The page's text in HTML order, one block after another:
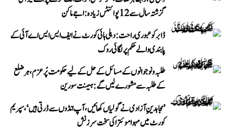
گزشتہ سال سے 12 پوائنٹس زیادہ: اجے ماکن
ڈابر کو عبوری راحت: دہلی ہائی کورٹ نے ایف ایس ایس اے آئی کے
پابندی والے حکم پر لگائی روک
طلبہ و نوجوانوں کے مسائل کے حل کے لیے حکومت پُرعزم، ہر ضلع
کے طلبہ سے مشورے لیں گے: ہیمنت سورین
’مجاہدینِ آزادی نے گولیاں کھائیں، آپ انڈوں سے ڈرتی ہیں‘، سپریم
کورٹ میں مہوا موئترا کی سخت سرزنش